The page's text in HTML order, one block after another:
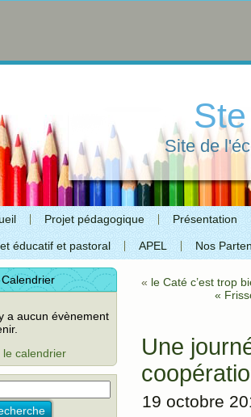
Site de
Projet pédagogique Présentation
éducatif et pastoral APEL Nos
Calendrier
a aucun évènement
le calendrier
« le Caté c’est trop
«
Une
19 octobre